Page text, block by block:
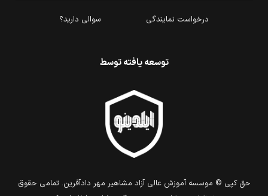
درخواست نمایندگی سوالی دارید؟
توسعه یافته توسط
حق كپي © موسسه آموزش عالی آزاد مشاهیر مهر دادآفرین. تمامي حقوق